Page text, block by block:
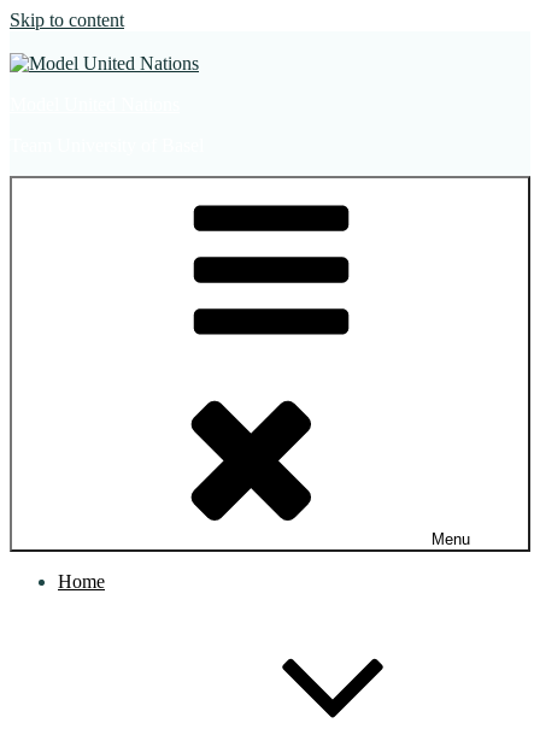
Skip to content
Menu
Home